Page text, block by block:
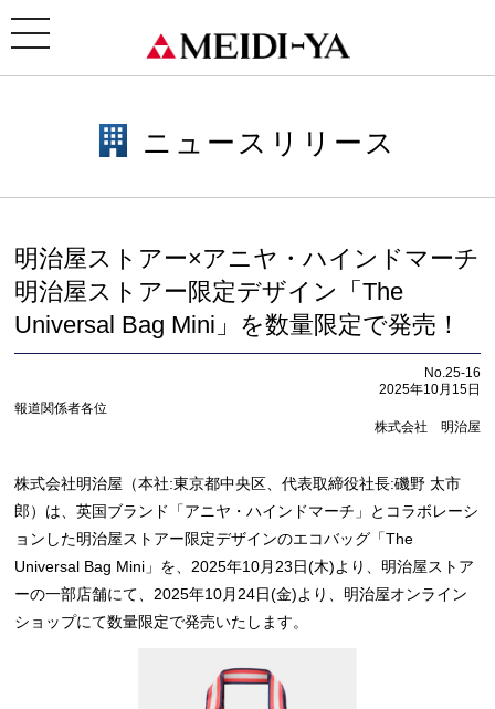
toggle
navigation
イン「The Universal Bag Mini」を数量限定で発売！
ニュースリリース
明治屋ストアー×アニヤ・ハインドマーチ
明治屋ストアー限定デザイン「The
Universal Bag Mini」を数量限定で発売！
No.25-16
2025年10月15日
報道関係者各位
株式会社 明治屋
株式会社明治屋（本社:東京都中央区、代表取締役社長:磯野 太市
郎）は、英国ブランド「アニヤ・ハインドマーチ」とコラボレーシ
ョンした明治屋ストアー限定デザインのエコバッグ「The
Universal Bag Mini」を、2025年10月23日(木)より、明治屋ストア
ーの一部店舗にて、2025年10月24日(金)より、明治屋オンライン
ショップにて数量限定で発売いたします。